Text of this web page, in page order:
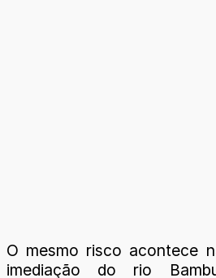
O mesmo risco acontece
imediação do rio